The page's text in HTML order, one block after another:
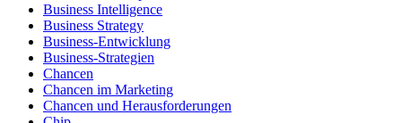
Business Intelligence
Business Strategy
Business-Entwicklung
Business-Strategien
Chancen
Chancen im Marketing
Chancen und Herausforderungen